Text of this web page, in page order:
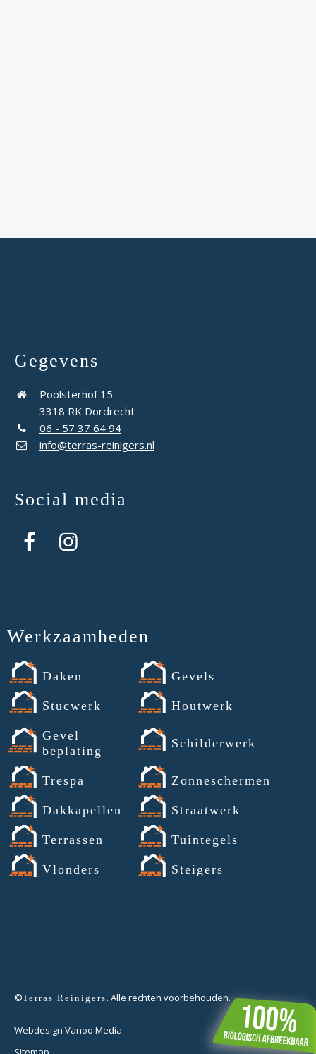
Gegevens
Poolsterhof 15
3318 RK Dordrecht
06 - 57 37 64 94
info@terras-reinigers.nl
Social media
Werkzaamheden
Daken Gevels
Stucwerk Houtwerk
Gevel
beplating
Schilderwerk
Trespa Zonneschermen
Dakkapellen Straatwerk
Terrassen Tuintegels
Vlonders Steigers
©Terras Reinigers . Alle rechten voorbehouden.
Webdesign Vanoo Media